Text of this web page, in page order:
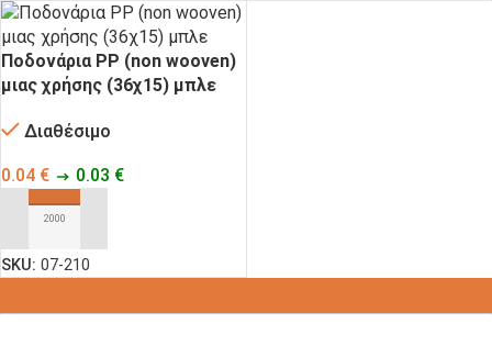
Ποδονάρια PP (non wooven)
μιας χρήσης (36χ15) μπλε
Διαθέσιμο
0.04 € 0.03 €
SKU: 07-210